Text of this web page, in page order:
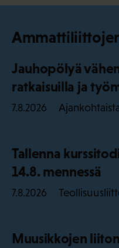
Jauhopölyä
ratkaisuilla ja
7.8.2026
Tallenna
14.8. mennessä
7.8.2026
Muusikkojen